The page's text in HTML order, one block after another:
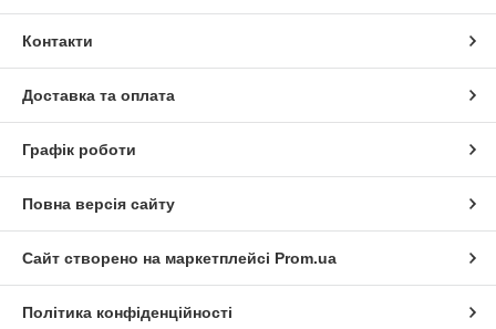
Контакти
Доставка та оплата
Графік роботи
Повна версія сайту
Сайт створено на маркетплейсі Prom.ua
Політика конфіденційності